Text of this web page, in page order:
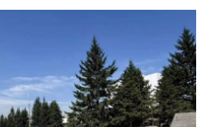
получили прибавку к пенсии
диспансеризации